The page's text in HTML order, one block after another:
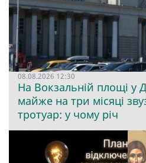
08.08.2026 12:30
На Вокзальній площі у
майже на три місяці
тротуар: у чому річ